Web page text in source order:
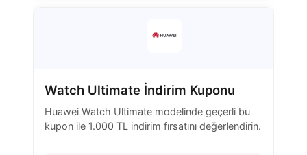
Watch Ultimate İndirim Kuponu
Huawei Watch Ultimate modelinde geçerli bu
kupon ile 1.000 TL indirim fırsatını değerlendirin.